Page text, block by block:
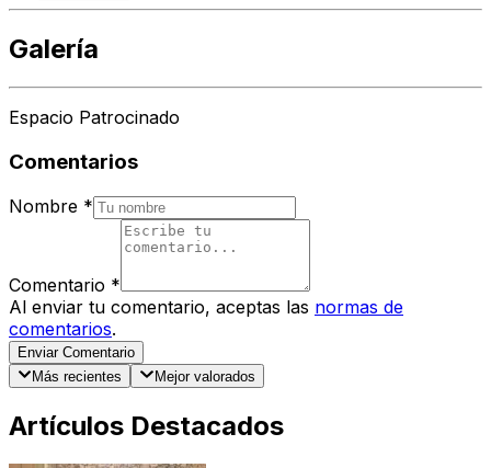
Galería
Espacio Patrocinado
Comentarios
Nombre *
Comentario *
Al enviar tu comentario, aceptas las normas de
comentarios.
Enviar Comentario
Más recientes
Mejor valorados
Artículos Destacados